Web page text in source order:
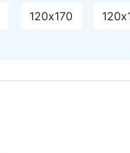
120х170